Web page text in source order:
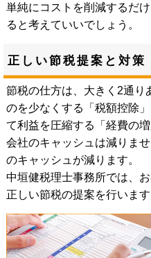
単純にコストを削減するだ
ると考えていいでしょう。
正しい節税提案と対策
節税の仕方は、大きく2通り
のを少なくする「税額控除
て利益を圧縮する「経費の
会社のキャッシュは減りま
のキャッシュが減ります。
中垣健税理士事務所では、
正しい節税の提案を行います